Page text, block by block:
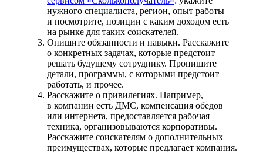
нужного специалиста, регион, опыт работы —
и посмотрите, позиции с каким доходом есть
на рынке для таких соискателей.
Опишите обязанности и навыки. Расскажите
о конкретных задачах, которые предстоит
решать будущему сотруднику. Пропишите
детали, программы, с которыми предстоит
работать, и прочее.
Расскажите о привилегиях. Например,
в компании есть ДМС, компенсация обедов
или интернета, предоставляется рабочая
техника, организовываются корпоративы.
Расскажите соискателям о дополнительных
преимуществах, которые предлагает компания.